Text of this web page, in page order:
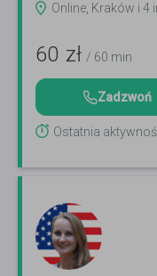
Online, Kraków i 4
60 zł / 60 min
Zadzwoń
Ostatnia